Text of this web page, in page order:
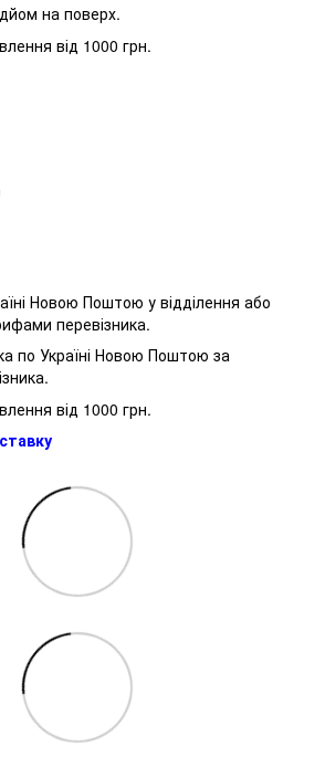
на поверх.
від 1000 грн.
Новою Поштою у відділення або
перевізника.
по Україні Новою Поштою за
від 1000 грн.